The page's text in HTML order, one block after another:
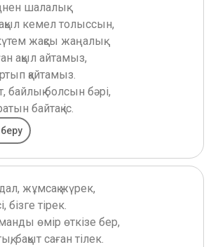
шалалық.
кемел толыссын,
жақсы жаңалық.
ақыл айтамыз,
қайтамыз.
байлық болсын бәрі,
байтақ іс.
жұмсақ жүрек,
тірек.
өмір өткізе бер,
бақыт саған тілек.